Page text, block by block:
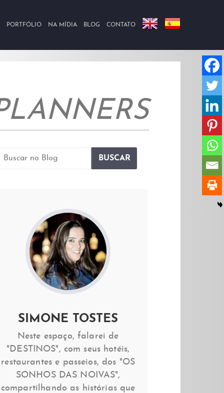
PORTFÓLIO NA MÍDIA BLOG CONTATO
SIMONE TOSTES
Neste espaço, falarei de
"DESTINOS", com seus hotéis,
restaurantes e passeios, dos "OS
SONHOS DAS NOIVAS",
compartilhando as histórias que